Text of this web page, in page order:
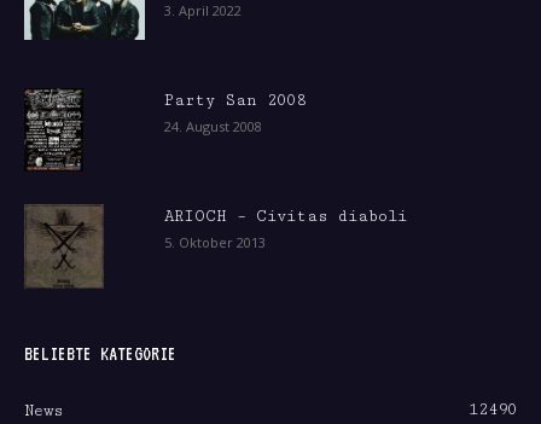
3. April 2022
Party San 2008
24. August 2008
ARIOCH – Civitas diaboli
5. Oktober 2013
BELIEBTE KATEGORIE
News
12490